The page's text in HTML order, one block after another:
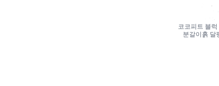
코코피트 블
분갈이흙 달